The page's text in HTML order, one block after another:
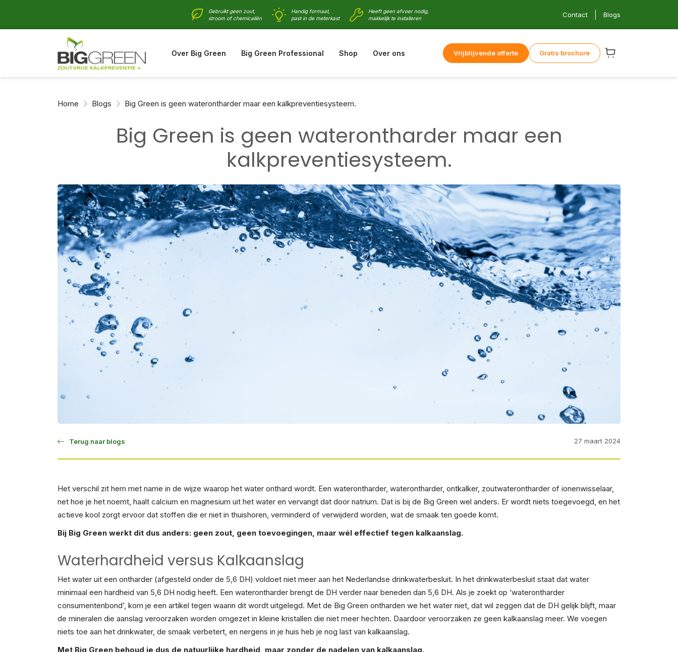
Gebruikt geen zout,
stroom of chemicaliën
Handig formaat,
past in de meterkast
Heeft geen afvoer nodig,
makkelijk te installeren
Contact Blogs
Over Big Green Big Green Professional Shop Over ons Vrijblijvende offerte Gratis brochure
Home Blogs Big Green is geen waterontharder maar een kalkpreventiesysteem.
Big Green is geen waterontharder maar een
kalkpreventiesysteem.
Terug naar blogs 27 maart 2024
Het verschil zit hem met name in de wijze waarop het water onthard wordt. Een waterontharder, waterontharder, ontkalker, zoutwaterontharder of ionenwisselaar,
net hoe je het noemt, haalt calcium en magnesium uit het water en vervangt dat door natrium. Dat is bij de Big Green wel anders. Er wordt niets toegevoegd, en het
actieve kool zorgt ervoor dat stoffen die er niet in thuishoren, verminderd of verwijderd worden, wat de smaak ten goede komt.
Bij Big Green werkt dit dus anders: geen zout, geen toevoegingen, maar wél effectief tegen kalkaanslag.
Waterhardheid versus Kalkaanslag
Het water uit een ontharder (afgesteld onder de 5,6 DH) voldoet niet meer aan het Nederlandse drinkwaterbesluit. In het drinkwaterbesluit staat dat water
minimaal een hardheid van 5,6 DH nodig heeft. Een waterontharder brengt de DH verder naar beneden dan 5,6 DH. Als je zoekt op ‘waterontharder
consumentenbond’, kom je een artikel tegen waarin dit wordt uitgelegd. Met de Big Green ontharden we het water niet, dat wil zeggen dat de DH gelijk blijft, maar
de mineralen die aanslag veroorzaken worden omgezet in kleine kristallen die niet meer hechten. Daardoor veroorzaken ze geen kalkaanslag meer. We voegen
niets toe aan het drinkwater, de smaak verbetert, en nergens in je huis heb je nog last van kalkaanslag.
Met Big Green behoud je dus de natuurlijke hardheid, maar zonder de nadelen van kalkaanslag.